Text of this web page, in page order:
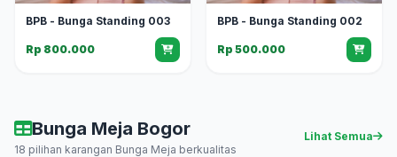
BPB - Bunga Standing 003
Rp 800.000
BPB - Bunga Standing 002
Rp 500.000
Bunga Meja Bogor
18 pilihan karangan Bunga Meja berkualitas
Lihat Semua